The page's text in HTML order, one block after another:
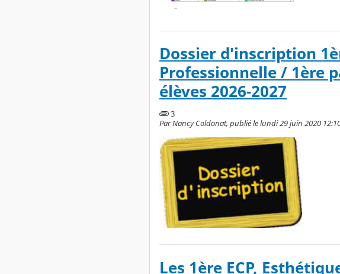
Dossier d'inscription
Professionnelle / 1ère
élèves 2026-2027
3
Par Nancy Coldonat, publié le lundi 29 juin 2020
Les 1ère ECP,